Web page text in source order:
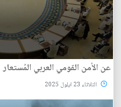
عن الأمن القومي العربي المُستعار
الثلاثاء 23 ايلول 2025